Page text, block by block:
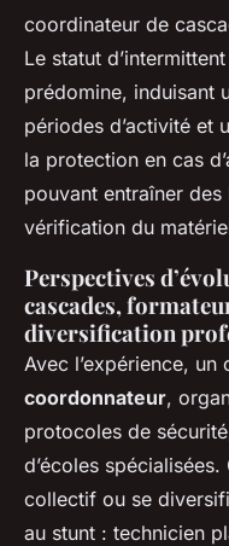
coordinateur de
Le statut
prédomine, induisant
périodes d’activité et
la protection en cas
pouvant entraîner
vérification du
Perspectives
cascades,
diversification
Avec l’expérience,
coordonnateur,
protocoles de
d’écoles
collectif ou se
au stunt : technicien